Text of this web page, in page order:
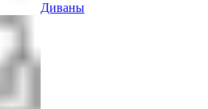
Диваны